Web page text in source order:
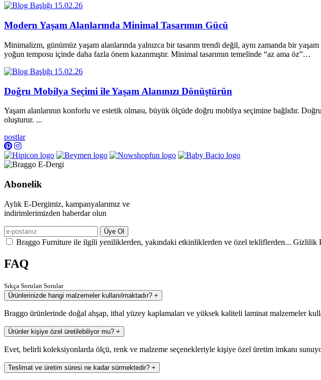
15.02.26
Modern Yaşam Alanlarında Minimal Tasarımın Gücü
Minimalizm, günümüz yaşam alanlarında yalnızca bir tasarım trendi değil, aynı zamanda bir
yoğun temposu içinde daha fazla önem kazanmıştır. Minimal tasarımın temelinde “az ama öz”…
15.02.26
Doğru Mobilya Seçimi ile Yaşam Alanınızı Dönüştürün
Yaşam alanlarının konforlu ve estetik olması, büyük ölçüde doğru mobilya seçimine bağlıdır.
oluşturur. ...
postlar
Abonelik
Aylık E-Dergimiz, kampanyalarımız ve
indirimlerimizden haberdar olun
Üye Ol
Braggo Furniture ile ilgili yeniliklerden, yakındaki etkinliklerden ve özel tekliflerden... Gizlilik
FAQ
Sıkça Sorulan Sorular
Ürünlerinizde hangi malzemeler kullanılmaktadır? +
Braggo ürünlerinde doğal ahşap, ithal yüzey kaplamaları ve yüksek kaliteli laminat malzemeler
Ürünler kişiye özel üretilebiliyor mu? +
Evet, belirli koleksiyonlarda ölçü, renk ve malzeme seçenekleriyle kişiye özel üretim imkanı
Teslimat ve üretim süresi ne kadar sürmektedir? +